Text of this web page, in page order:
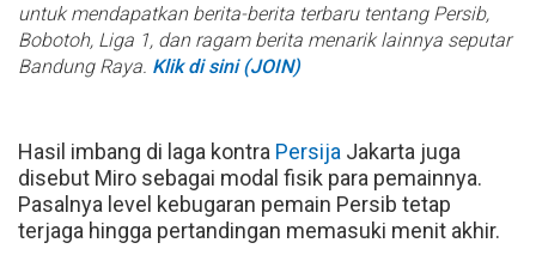
untuk mendapatkan berita-berita terbaru tentang Persib,
Bobotoh, Liga 1, dan ragam berita menarik lainnya seputar
Bandung Raya. Klik di sini (JOIN)
Hasil imbang di laga kontra Persija Jakarta juga
disebut Miro sebagai modal fisik para pemainnya.
Pasalnya level kebugaran pemain Persib tetap
terjaga hingga pertandingan memasuki menit akhir.